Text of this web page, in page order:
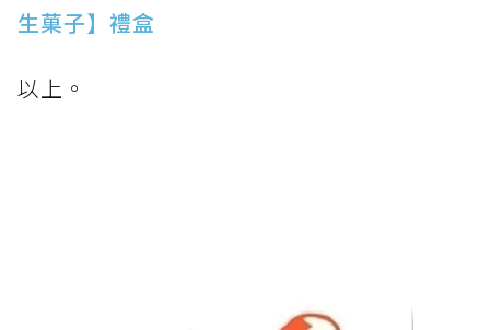
生菓子】禮盒
以上。